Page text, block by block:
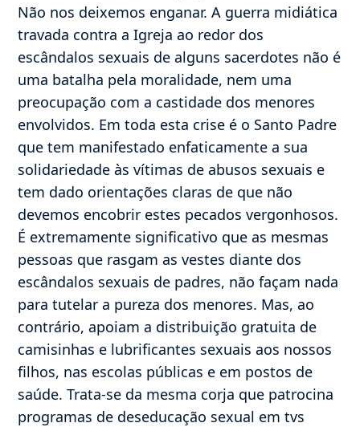
Não nos deixemos enganar. A guerra midiática
travada contra a Igreja ao redor dos
escândalos sexuais de alguns sacerdotes não é
uma batalha pela moralidade, nem uma
preocupação com a castidade dos menores
envolvidos. Em toda esta crise é o Santo Padre
que tem manifestado enfaticamente a sua
solidariedade às vítimas de abusos sexuais e
tem dado orientações claras de que não
devemos encobrir estes pecados vergonhosos.
É extremamente significativo que as mesmas
pessoas que rasgam as vestes diante dos
escândalos sexuais de padres, não façam nada
para tutelar a pureza dos menores. Mas, ao
contrário, apoiam a distribuição gratuita de
camisinhas e lubrificantes sexuais aos nossos
filhos, nas escolas públicas e em postos de
saúde. Trata-se da mesma corja que patrocina
programas de deseducação sexual em tvs